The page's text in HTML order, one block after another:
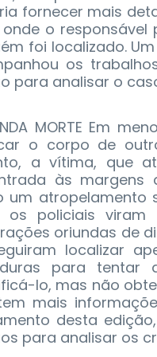
fornecer mais
o responsável
foi localizado.
os
para analisar o
MORTE Em
o corpo de
a vítima, que
às margens
um atropelamento
os policiais
oriundas de
localizar
para tentar
lo, mas não
mais
desta
para analisar os